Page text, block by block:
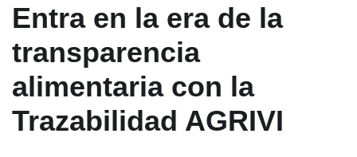
Entra en la era de la
transparencia
alimentaria con la
Trazabilidad AGRIVI